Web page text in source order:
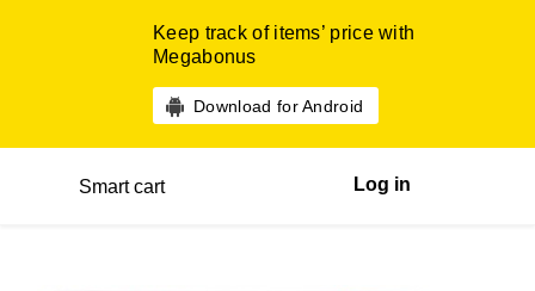
Keep track of items’ price with
Megabonus
Download for Android
Smart cart Log in